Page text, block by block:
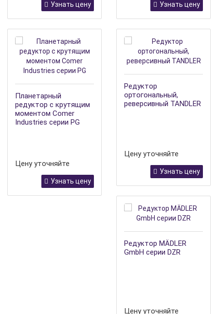
Узнать цену Узнать цену
Планетарный
редуктор с крутящим
моментом Comer
Industries серии PG
Цену уточняйте
Узнать цену
Редуктор
ортогональный,
реверсивный TANDLER
Цену уточняйте
Узнать цену
Редуктор MÄDLER
GmbH серии DZR
Цену уточняйте